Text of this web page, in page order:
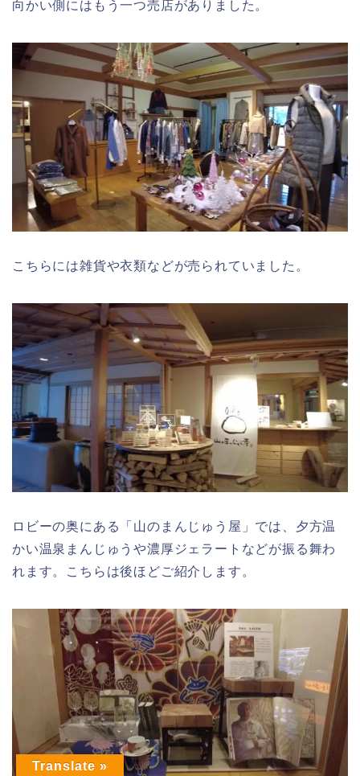
向かい側にはもう一つ売店がありました。
こちらには雑貨や衣類などが売られていました。
ロビーの奥にある「山のまんじゅう屋」では、夕方温
かい温泉まんじゅうや濃厚ジェラートなどが振る舞わ
れます。こちらは後ほどご紹介します。
Translate »